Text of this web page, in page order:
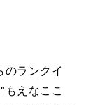
ランクイ
えなここ